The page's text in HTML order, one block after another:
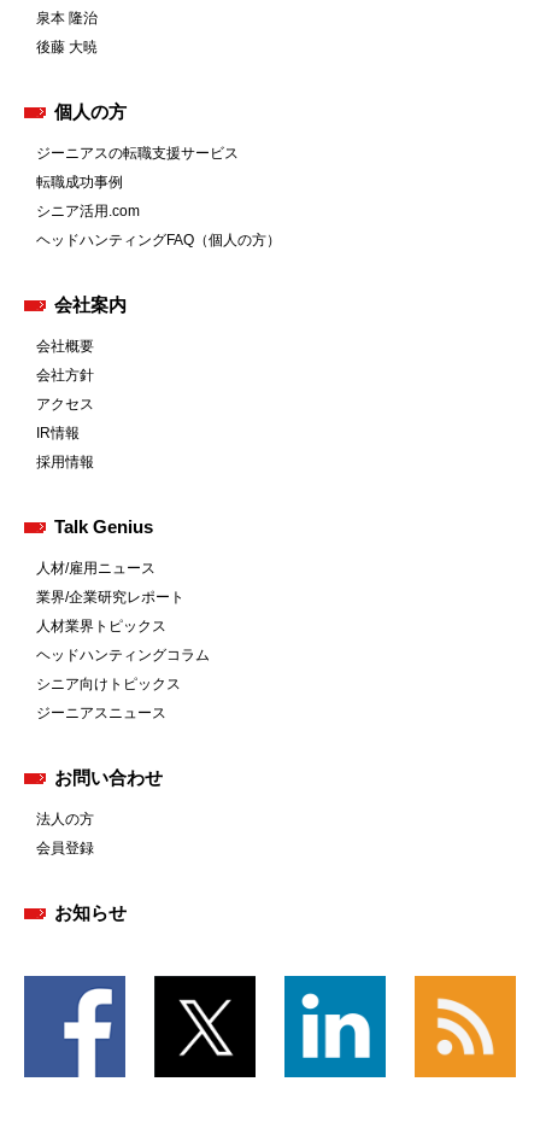
泉本 隆治
後藤 大暁
個人の方
ジーニアスの転職支援サービス
転職成功事例
シニア活用.com
ヘッドハンティングFAQ（個人の方）
会社案内
会社概要
会社方針
アクセス
IR情報
採用情報
Talk Genius
人材/雇用ニュース
業界/企業研究レポート
人材業界トピックス
ヘッドハンティングコラム
シニア向けトピックス
ジーニアスニュース
お問い合わせ
法人の方
会員登録
お知らせ